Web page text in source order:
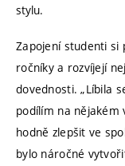
stylu.
Zapojení studenti si
ročníky a rozvíjejí
dovednosti. „Líbila
podílím na
hodně zlepšit ve
bylo náročné